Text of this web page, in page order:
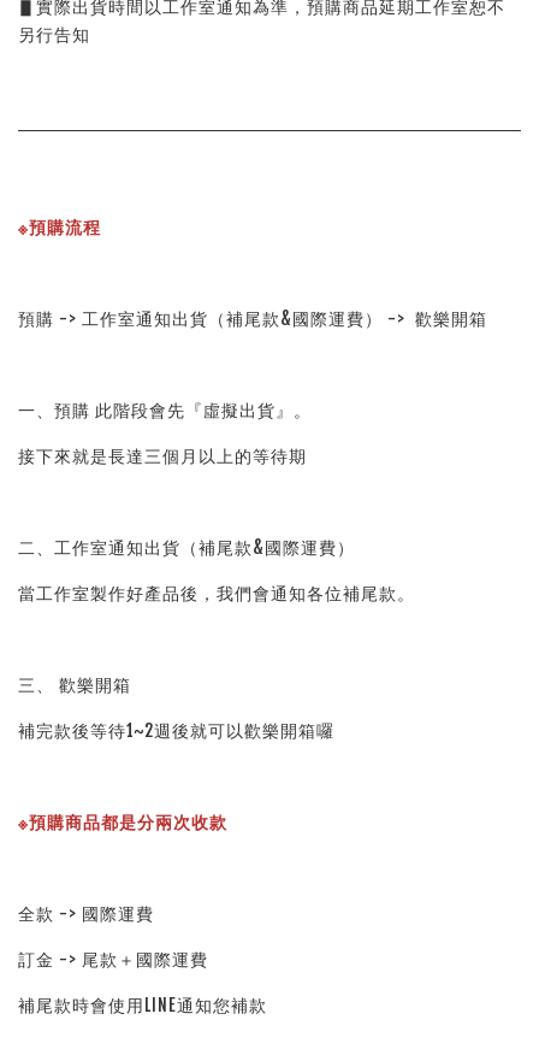
▋實際出貨時間以工作室通知為準，預購商品延期工作室恕不
另行告知
※預購流程
預購 -> 工作室通知出貨（補尾款&國際運費） ->  歡樂開箱
一、預購 此階段會先『虛擬出貨』。
接下來就是長達三個月以上的等待期
二、工作室通知出貨（補尾款&國際運費）
當工作室製作好產品後，我們會通知各位補尾款。
三、 歡樂開箱
補完款後等待1~2週後就可以歡樂開箱囉
※預購商品都是分兩次收款
全款 -> 國際運費
訂金 -> 尾款＋國際運費
補尾款時會使用LINE通知您補款